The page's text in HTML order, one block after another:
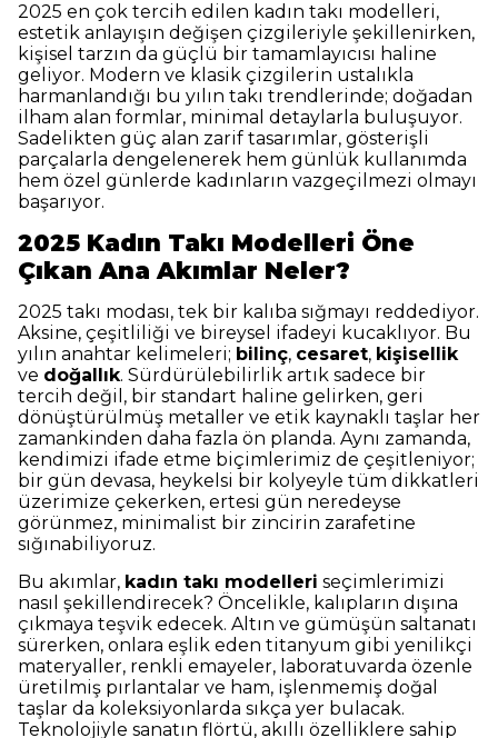
2025 en çok tercih edilen kadın takı modelleri,
estetik anlayışın değişen çizgileriyle şekillenirken,
kişisel tarzın da güçlü bir tamamlayıcısı haline
geliyor. Modern ve klasik çizgilerin ustalıkla
harmanlandığı bu yılın takı trendlerinde; doğadan
ilham alan formlar, minimal detaylarla buluşuyor.
Sadelikten güç alan zarif tasarımlar, gösterişli
parçalarla dengelenerek hem günlük kullanımda
hem özel günlerde kadınların vazgeçilmezi olmayı
başarıyor.
2025 Kadın Takı Modelleri Öne
Çıkan Ana Akımlar Neler?
2025 takı modası, tek bir kalıba sığmayı reddediyor.
Aksine, çeşitliliği ve bireysel ifadeyi kucaklıyor. Bu
yılın anahtar kelimeleri; bilinç, cesaret, kişisellik
ve doğallık. Sürdürülebilirlik artık sadece bir
tercih değil, bir standart haline gelirken, geri
dönüştürülmüş metaller ve etik kaynaklı taşlar her
zamankinden daha fazla ön planda. Aynı zamanda,
kendimizi ifade etme biçimlerimiz de çeşitleniyor;
bir gün devasa, heykelsi bir kolyeyle tüm dikkatleri
üzerimize çekerken, ertesi gün neredeyse
görünmez, minimalist bir zincirin zarafetine
sığınabiliyoruz.
Bu akımlar, kadın takı modelleri seçimlerimizi
nasıl şekillendirecek? Öncelikle, kalıpların dışına
çıkmaya teşvik edecek. Altın ve gümüşün saltanatı
sürerken, onlara eşlik eden titanyum gibi yenilikçi
materyaller, renkli emayeler, laboratuvarda özenle
üretilmiş pırlantalar ve ham, işlenmemiş doğal
taşlar da koleksiyonlarda sıkça yer bulacak.
Teknolojiyle sanatın flörtü, akıllı özelliklere sahip